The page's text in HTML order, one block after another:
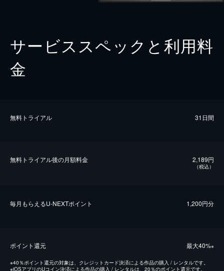
サービススペックと利用料
金
無料トライアル 31日間
無料トライアル後の⽉額料金 2,189円
（税込）
毎⽉もらえるU-NEXTポイント 1,200円分
ポイント還元 最⼤40%※
※40％ポイント還元の対象は、クレジットカード決済による作品の購入 / レンタルです。
※iOSアプリのUコイン決済による作品の購入 / レンタルは、20％のポイント還元です。